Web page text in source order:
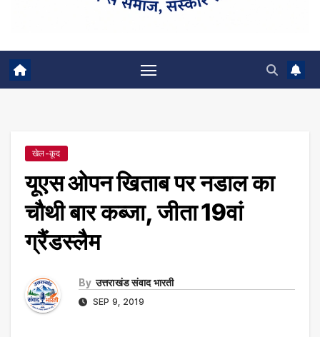
खेल-कूद
यूएस ओपन खिताब पर नडाल का
चौथी बार कब्जा, जीता 19वां
ग्रैंडस्लैम
By उत्तराखंड संवाद भारती
SEP 9, 2019